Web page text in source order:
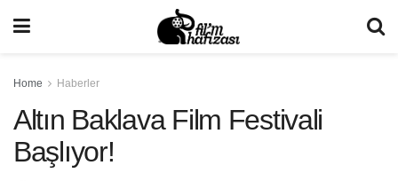
Home Haberler
Altın Baklava Film Festivali
Başlıyor!